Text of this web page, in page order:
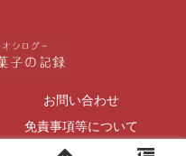
お問い合わせ
免責事項等について